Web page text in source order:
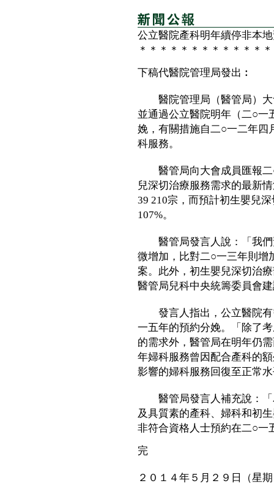
公立醫院產科明年續停非本
＊＊＊＊＊＊＊＊＊＊＊＊
下稿代醫院管理局發出︰
醫院管理局（醫管局）大
並通過公立醫院明年（二○一
娩，有關措施自二○一二年四
科服務。
醫管局向大會成員匯報二
兒深切治療服務需求的最新
39 210宗，而預計初生嬰兒
107%。
醫管局發言人說：「我們
微增加，比對二○一三年則增
案。此外，初生嬰兒深切治
醫管局兒科中央統籌委員會
發言人指出，公立醫院有
一五年的預約分娩。「除了
的需求外，醫管局在明年仍
年婦科服務曾因配合產科的
影響的婦科服務回復至正常
醫管局發言人補充說：「
及具質素的產科、婦科和初
非符合資格人士預約在二○一
完
２０１４年５月２９日（星